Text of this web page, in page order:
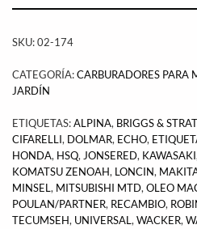
SKU:02-174
CATEGORÍA:CARBURADORES PARA
JARDÍN
ETIQUETAS:ALPINA, BRIGGS &
CIFARELLI, DOLMAR, ECHO,
HONDA, HSQ, JONSERED, KAWASAKI,
KOMATSU ZENOAH, LONCIN,
MINSEL, MITSUBISHI MTD, OLEO
POULAN/PARTNER, RECAMBIO,
TECUMSEH, UNIVERSAL, WACKER,